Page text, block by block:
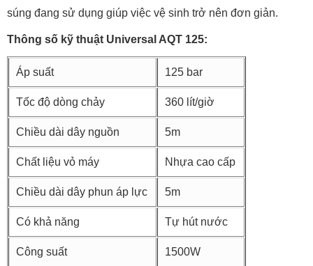
súng đang sử dụng giúp việc vệ sinh trở nên đơn giản.
Thông số kỹ thuật Universal AQT 125:
Áp suất 125 bar
Tốc độ dòng chảy 360 lít/giờ
Chiều dài dây nguồn 5m
Chất liệu vỏ máy Nhựa cao cấp
Chiều dài dây phun áp lực 5m
Có khả năng Tự hút nước
Công suất 1500W